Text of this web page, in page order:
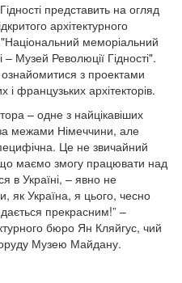
представить на огляд
архітектурного
"Національний меморіальний
Музей Революції Гідності".
з проектами
і французьких архітекторів.
– одне з найцікавіших
межами Німеччини, але
Це не звичайний
маємо змогу працювати над
в Україні, – явно не
як Україна, я цього, чесно
прекрасним!” –
бюро Ян Кляйгус, чий
Музею Майдану.